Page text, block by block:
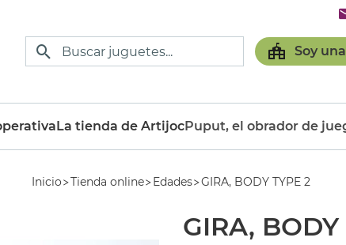
Soy
La tienda de ArtijocPuput, el obrador de
Inicio Tienda online Edades GIRA, BODY TYPE 2
GIRA, BODY